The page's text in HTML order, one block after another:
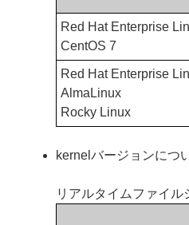
Red Hat Enterprise
CentOS 7
Red Hat Enterprise
AlmaLinux
Rocky Linux
kernelバージョンにつ
リアルタイムファイ